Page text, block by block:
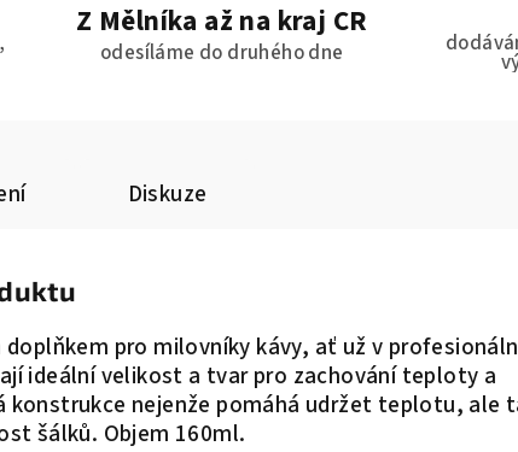
Z Mělníka až na kraj ČR
odesíláme do druhého dne
Diskuze
pro milovníky kávy, ať už v
ideální velikost a tvar pro zachování teploty a
konstrukce nejenže pomáhá udržet teplotu, ale
šálků. Objem 160ml.